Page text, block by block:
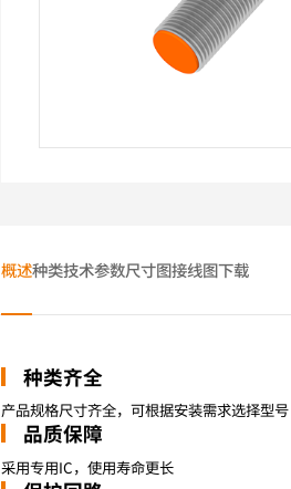
概述种类技术参数尺寸图接线图下载
种类齐全
产品规格尺寸齐全，可根据安装需求选择型号
品质保障
采用专用IC，使用寿命更长